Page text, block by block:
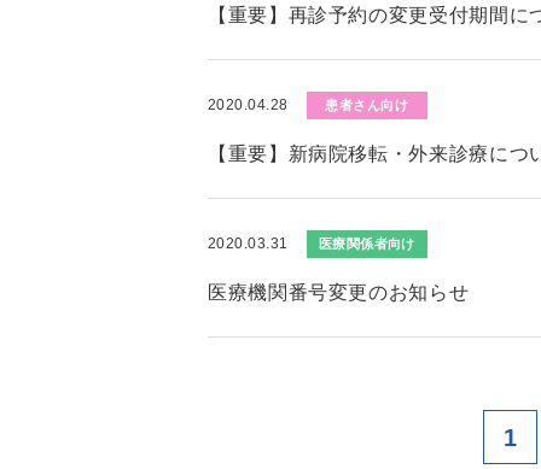
【重要】再診予約の変更受付期間に
2020.04.28 患者さん向け
【重要】新病院移転・外来診療につ
2020.03.31 医療関係者向け
医療機関番号変更のお知らせ
1